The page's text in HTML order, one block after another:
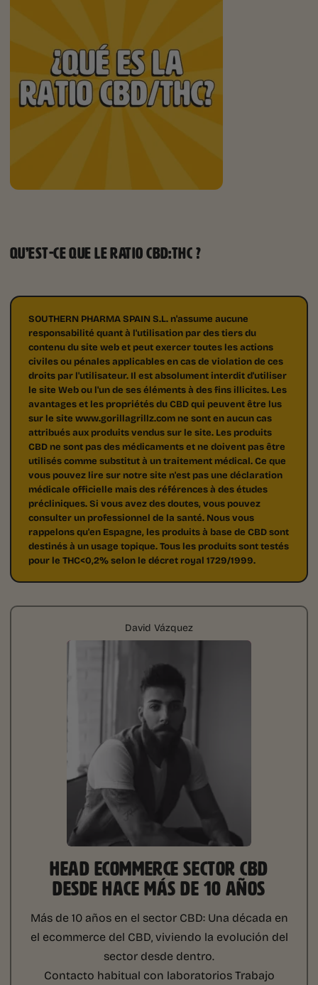
QU’EST-CE QUE LE RATIO CBD:THC ?
SOUTHERN PHARMA SPAIN S.L. n'assume aucune
responsabilité quant à l'utilisation par des tiers du
contenu du site web et peut exercer toutes les actions
civiles ou pénales applicables en cas de violation de ces
droits par l'utilisateur. Il est absolument interdit d'utiliser
le site Web ou l'un de ses éléments à des fins illicites. Les
avantages et les propriétés du CBD qui peuvent être lus
sur le site www.gorillagrillz.com ne sont en aucun cas
attribués aux produits vendus sur le site. Les produits
CBD ne sont pas des médicaments et ne doivent pas être
utilisés comme substitut à un traitement médical. Ce que
vous pouvez lire sur notre site n'est pas une déclaration
médicale officielle mais des références à des études
précliniques. Si vous avez des doutes, vous pouvez
consulter un professionnel de la santé. Nous vous
rappelons qu'en Espagne, les produits à base de CBD sont
destinés à un usage topique. Tous les produits sont testés
pour le THC<0,2% selon le décret royal 1729/1999.
David Vázquez
HEAD ECOMMERCE SECTOR CBD
DESDE HACE MÁS DE 10 AÑOS
Más de 10 años en el sector CBD:Una década en
el ecommerce del CBD, viviendo la evolución del
sector desde dentro.
Contacto habitual con laboratoriosTrabajo